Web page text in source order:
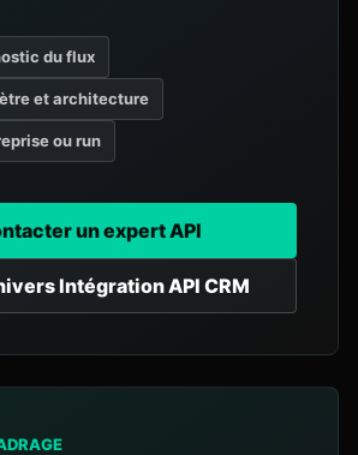
du flux
et architecture
ou run
un expert API
Intégration API CRM